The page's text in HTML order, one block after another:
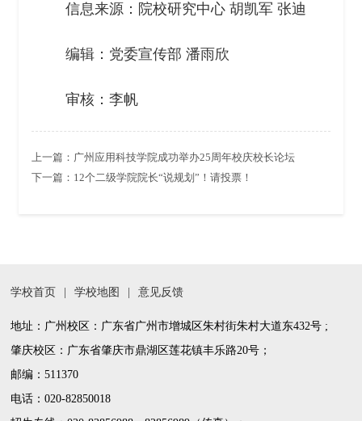
信息来源：院校研究中心 胡凯军 张迪
编辑：党委宣传部 潘雨欣
审核：李帆
上一篇： 广州应用科技学院成功举办25周年校庆校长论坛
下一篇： 12个二级学院院长“说规划”！请投票！
学校首页 学校地图 意见反馈
地址：广州校区：广东省广州市增城区朱村街朱村大道东432号 ;
肇庆校区：广东省肇庆市鼎湖区莲花镇丰乐路20号；
邮编：511370
电话：020-82850018